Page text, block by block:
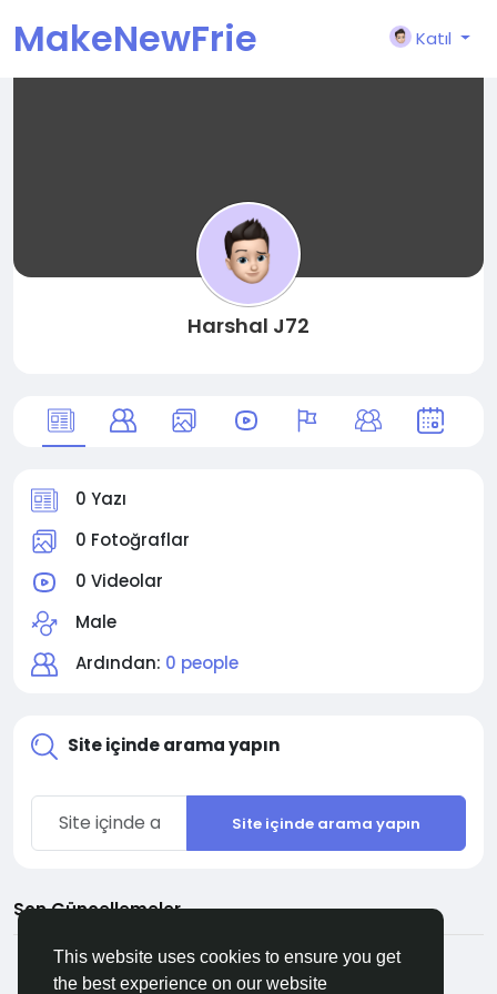
This website uses cookies to ensure you get
the best experience on our website
MakeNewFrie
Katıl
Harshal J72
0 Yazı
0 Fotoğraflar
0 Videolar
Male
Ardından: 0 people
Site içinde arama yapın
Site içinde arama yapın
Son Güncellemeler